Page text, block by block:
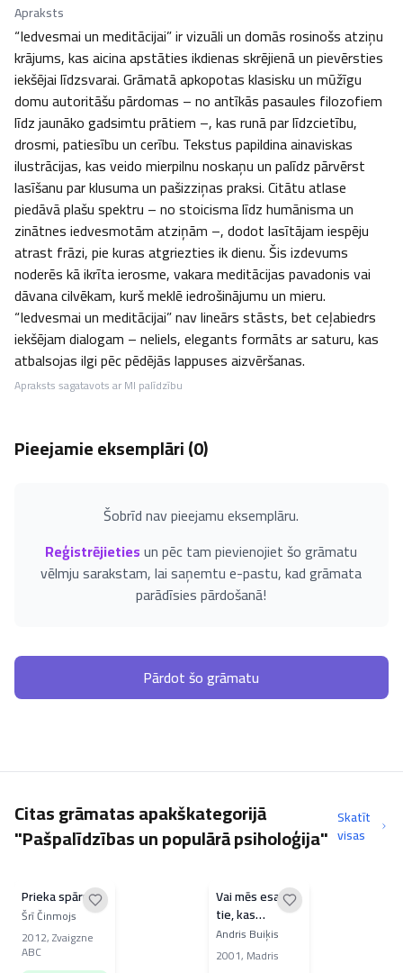
Apraksts
“Iedvesmai un meditācijai” ir vizuāli un domās rosinošs atziņu
krājums, kas aicina apstāties ikdienas skrējienā un pievērsties
iekšējai līdzsvarai. Grāmatā apkopotas klasisku un mūžīgu
domu autoritāšu pārdomas – no antīkās pasaules filozofiem
līdz jaunāko gadsimtu prātiem –, kas runā par līdzcietību,
drosmi, patiesību un cerību. Tekstus papildina ainaviskas
ilustrācijas, kas veido mierpilnu noskaņu un palīdz pārvērst
lasīšanu par klusuma un pašizziņas praksi. Citātu atlase
piedāvā plašu spektru – no stoicisma līdz humānisma un
zinātnes iedvesmotām atziņām –, dodot lasītājam iespēju
atrast frāzi, pie kuras atgriezties ik dienu. Šis izdevums
noderēs kā ikrīta ierosme, vakara meditācijas pavadonis vai
dāvana cilvēkam, kurš meklē iedrošinājumu un mieru.
“Iedvesmai un meditācijai” nav lineārs stāsts, bet ceļabiedrs
iekšējam dialogam – neliels, elegants formāts ar saturu, kas
atbalsojas ilgi pēc pēdējās lappuses aizvēršanas.
Apraksts sagatavots ar MI palīdzību
Pieejamie eksemplāri (0)
Šobrīd nav pieejamu eksemplāru.
Reģistrējietiesun pēc tam pievienojiet šo grāmatu
vēlmju sarakstam, lai saņemtu e-pastu, kad grāmata
parādīsies pārdošanā!
Pārdot šo grāmatu
Citas grāmatas apakškategorijā
"Pašpalīdzības un populārā psiholoģija"
Skatīt
visas
Prieka spārni
Šrī Činmojs
2012,Zvaigzne
ABC
Vai mēs esam
tie, kas
patiesībā esam
Andris Buiķis
2001, Madris